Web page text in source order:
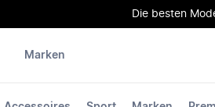
Die besten
Marken